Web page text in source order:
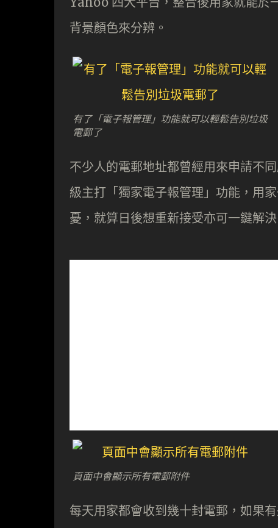
背景顏色來分辨。
有了「電子報管理」功能就可以輕鬆告別垃圾
電郵了
不少人的電郵地址都曾經用來申請不
級主打「獨家電子報管理」功能，用
憂，就算日後想重新接受亦可一鍵解決
頁面中會顯示所有電郵附件
每天用家都會收到幾十封電郵，如果